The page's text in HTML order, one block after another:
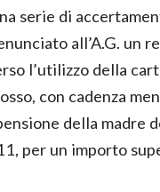
serie di
all’A.G. un
l’utilizzo della
con cadenza
della madre
per un importo